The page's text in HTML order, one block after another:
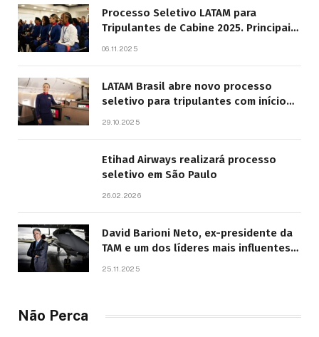
Processo Seletivo LATAM para
Tripulantes de Cabine 2025. Principais
06.11.2025
LATAM Brasil abre novo processo
seletivo para tripulantes com início
29.10.2025
Etihad Airways realizará processo
seletivo em São Paulo
26.02.2026
David Barioni Neto, ex-presidente da
TAM e um dos líderes mais influentes
25.11.2025
Não Perca